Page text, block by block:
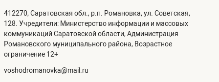
412270, Саратовская обл., р.п. Романовка, ул. Советская,
128. Учредители: Министерство информации и массовых
коммуникаций Саратовской области, Администрация
Романовского муниципального района, Возрастное
ограничение 12+
voshodromanovka@mail.ru